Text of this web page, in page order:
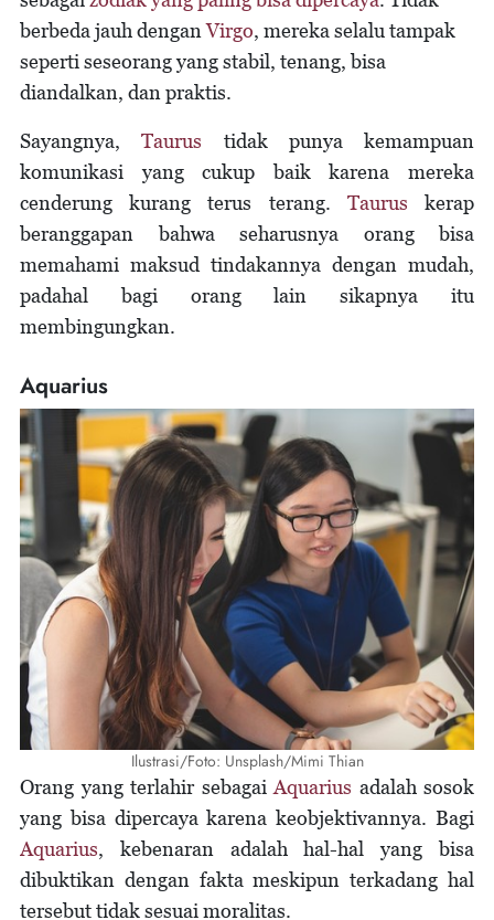
berbeda jauh denganVirgo, mereka selalu tampak
seperti seseorang yang stabil, tenang, bisa
diandalkan, dan praktis.
Sayangnya,Taurus tidak punya kemampuan
komunikasi yang cukup baik karena mereka
cenderung kurang terus terang. Taurus kerap
beranggapan bahwa seharusnya orang bisa
memahami maksud tindakannya dengan mudah,
padahal bagi orang lain sikapnya itu
membingungkan.
Aquarius
Ilustrasi/Foto: Unsplash/Mimi Thian
Orang yang terlahir sebagai Aquarius adalah sosok
yang bisa dipercaya karena keobjektivannya. Bagi
Aquarius, kebenaran adalah hal-hal yang bisa
dibuktikan dengan fakta meskipun terkadang hal
tersebut tidak sesuai moralitas.